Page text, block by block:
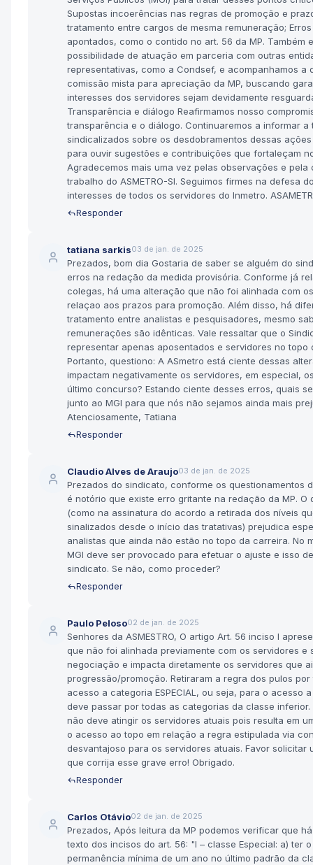
Supostas incoerências nas regras de promoção e
tratamento entre cargos de mesma remuneração;
apontados, como o contido no art. 56 da MP. Também
possibilidade de atuação em parceria com outras
representativas, como a Condsef, e acompanhamos a
comissão mista para apreciação da MP, buscando
interesses dos servidores sejam devidamente
Transparência e diálogo Reafirmamos nosso
transparência e o diálogo. Continuaremos a informar a
sindicalizados sobre os desdobramentos dessas
para ouvir sugestões e contribuições que fortaleçam
Agradecemos mais uma vez pelas observações e pela
trabalho do ASMETRO-SI. Seguimos firmes na defesa
interesses de todos os servidores do Inmetro.
Responder
tatiana sarkis03 de jan. de 2025
Prezados, bom dia Gostaria de saber se alguém do
erros na redação da medida provisória. Conforme já
colegas, há uma alteração que não foi alinhada com
relaçao aos prazos para promoção. Além disso, há
tratamento entre analistas e pesquisadores, mesmo
remunerações são idênticas. Vale ressaltar que o
representar apenas aposentados e servidores no topo
Portanto, questiono: A ASmetro está ciente dessas
impactam negativamente os servidores, em especial,
último concurso? Estando ciente desses erros, quais
junto ao MGI para que nós não sejamos ainda mais
Atenciosamente, Tatiana
Responder
Claudio Alves de Araujo03 de jan. de 2025
Prezados do sindicato, conforme os questionamentos
é notório que existe erro gritante na redação da MP. O
(como na assinatura do acordo a retirada dos níveis
sinalizados desde o início das tratativas) prejudica
analistas que ainda não estão no topo da carreira. No
MGI deve ser provocado para efetuar o ajuste e isso
sindicato. Se não, como proceder?
Responder
Paulo Peloso02 de jan. de 2025
Senhores da ASMESTRO, O artigo Art. 56 inciso I
que não foi alinhada previamente com os servidores e
negociação e impacta diretamente os servidores que
progressão/promoção. Retiraram a regra dos pulos
acesso a categoria ESPECIAL, ou seja, para o acesso a
deve passar por todas as categorias da classe inferior.
não deve atingir os servidores atuais pois resulta em
o acesso ao topo em relação a regra estipulada via
desvantajoso para os servidores atuais. Favor solicitar
que corrija esse grave erro! Obrigado.
Responder
Carlos Otávio02 de jan. de 2025
Prezados, Após leitura da MP podemos verificar que
texto dos incisos do art. 56: "I – classe Especial: a) ter
permanência mínima de um ano no último padrão da